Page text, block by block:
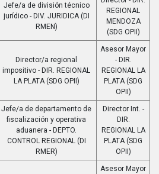
Jefe/a de división técnico
jurídico - DIV. JURIDICA (DI
RMEN)
REGIONAL
MENDOZA
(SDG OPII)
Director/a regional
impositivo - DIR. REGIONAL
LA PLATA (SDG OPII)
Asesor Mayor
- DIR.
REGIONAL LA
PLATA (SDG
OPII)
Jefe/a de departamento de
fiscalización y operativa
aduanera - DEPTO.
CONTROL REGIONAL (DI
RMER)
Director Int. -
DIR.
REGIONAL LA
PLATA (SDG
OPII)
Asesor Mayor